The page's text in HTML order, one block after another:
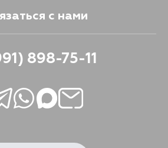
с нами
898-75-11